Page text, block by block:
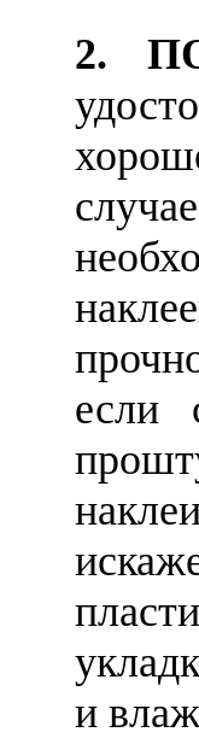
2.
если
и